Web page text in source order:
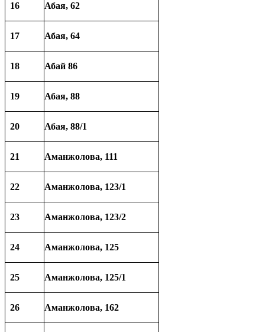
16 Абая, 62
17 Абая, 64
18 Абай 86
19 Абая, 88
20 Абая, 88/1
21 Аманжолова, 111
22 Аманжолова, 123/1
23 Аманжолова, 123/2
24 Аманжолова, 125
25 Аманжолова, 125/1
26 Аманжолова, 162